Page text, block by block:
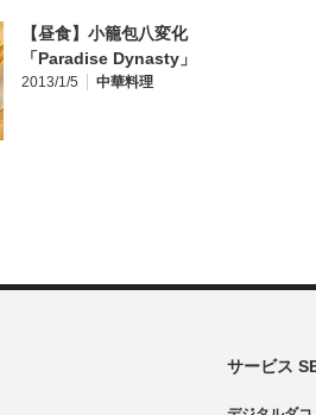
【昼食】小籠包八変化
「Paradise Dynasty」
2013/1/5 中華料理
サービス